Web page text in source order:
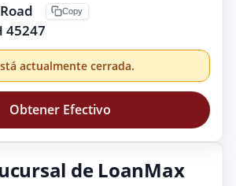
45247
Copy
actualmente cerrada.
Obtener Efectivo
de LoanMax